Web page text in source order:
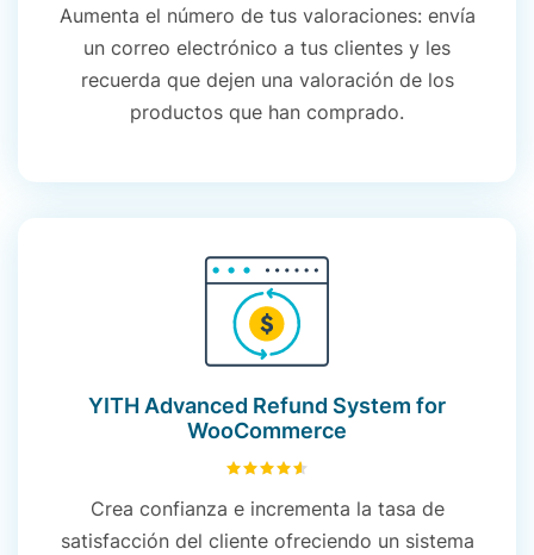
Aumenta el número de tus valoraciones: envía
un correo electrónico a tus clientes y les
recuerda que dejen una valoración de los
productos que han comprado.
YITH Advanced Refund System for
WooCommerce
Crea confianza e incrementa la tasa de
satisfacción del cliente ofreciendo un sistema